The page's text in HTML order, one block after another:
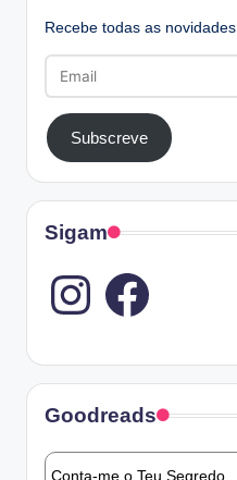
Recebe todas as
Subscreve
Sigam
Instagram
Goodreads
Conta-me o Teu Segredo